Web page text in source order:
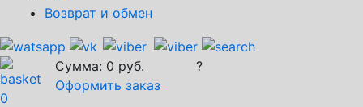
Возврат и обмен
0
Сумма: 0 руб.
Оформить заказ
?